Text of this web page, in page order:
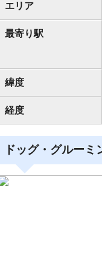
エリア
最寄り駅
緯度
経度
ドッグ・グルー